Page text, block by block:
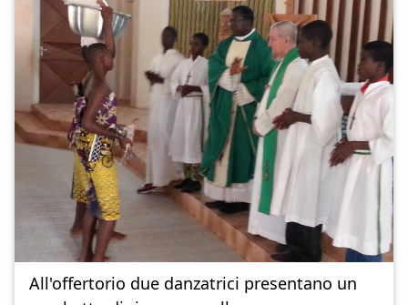
All'offertorio due danzatrici presentano un